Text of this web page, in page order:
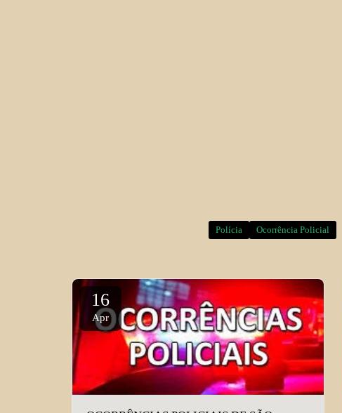
Polícia Ocorrência Policial
16
Apr